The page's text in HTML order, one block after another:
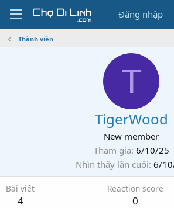
Đăng nhập
Thành viên
T
TigerWood
New member
Tham gia 6/10/25
Nhìn thấy lần cuối 6/
Bài viết
4
Reaction score
0